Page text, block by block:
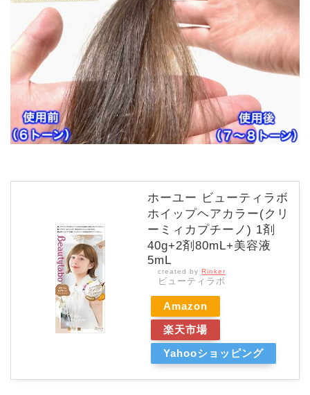
ホーユー ビューティラボ
ホイップヘアカラー(クリ
ーミィカプチーノ) 1剤
40g+2剤80mL+美容液
5mL
created by Rinker
ビューティラボ
Amazon
楽天市場
Yahooショッピング